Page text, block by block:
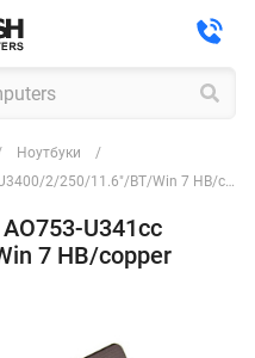
Ноутбуки
Нетбук Acer Aspire One AO753-U341cc U3400/2/250/11.6"/BT/Win 7 HB/copper
U341cc
7 HB/copper